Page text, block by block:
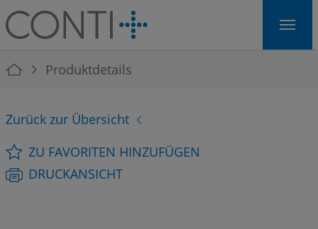
Skip to main navigation
Skip to main content
Skip to page footer
You are here:
Produktdetails
Zurück zur Übersicht
ZU FAVORITEN HINZUFÜGEN
DRUCKANSICHT